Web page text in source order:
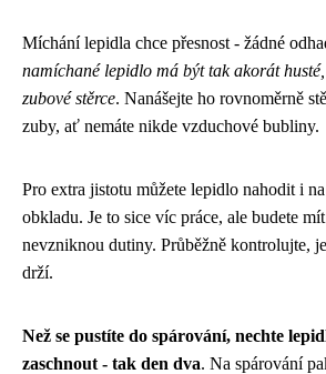
Míchání lepidla chce přesnost - žádné
namíchané lepidlo má být tak akorát
zubové stěrce. Nanášejte ho rovnoměrně
zuby, ať nemáte nikde vzduchové bubliny.
Pro extra jistotu můžete lepidlo nahodit i
obkladu. Je to sice víc práce, ale budete
nevzniknou dutiny. Průběžně kontrolujte,
drží.
Než se pustíte do spárování, nechte
zaschnout - tak den dva. Na spárování